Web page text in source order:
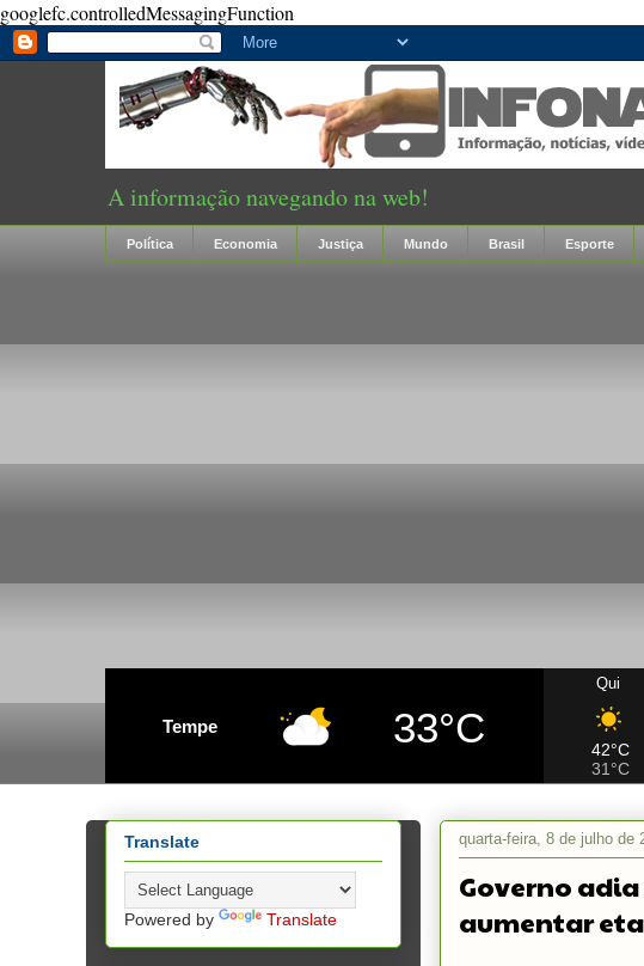
googlefc.controlledMessagingFunction
A informação navegando na web!
Política Economia Justiça Mundo Brasil Esporte
Tempe 33°C
Qui
42°C
31°C
quarta-feira, 8 de julho de
Governo
aumentar
Translate
Powered by Translate